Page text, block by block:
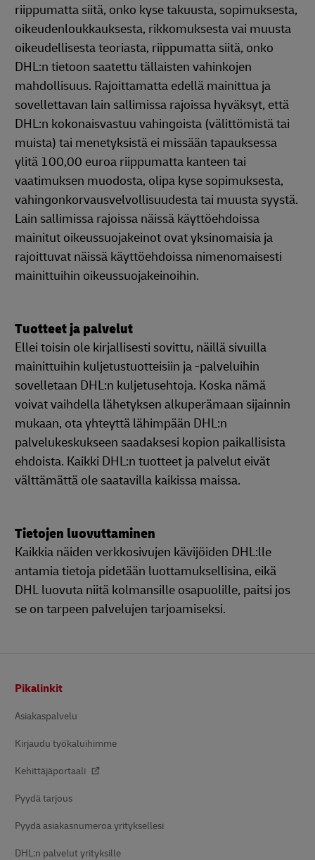
riippumatta siitä, onko kyse takuusta, sopimuksesta,
oikeudenloukkauksesta, rikkomuksesta vai muusta
oikeudellisesta teoriasta, riippumatta siitä, onko
DHL:n tietoon saatettu tällaisten vahinkojen
mahdollisuus. Rajoittamatta edellä mainittua ja
sovellettavan lain sallimissa rajoissa hyväksyt, että
DHL:n kokonaisvastuu vahingoista (välittömistä tai
muista) tai menetyksistä ei missään tapauksessa
ylitä 100,00 euroa riippumatta kanteen tai
vaatimuksen muodosta, olipa kyse sopimuksesta,
vahingonkorvausvelvollisuudesta tai muusta syystä.
Lain sallimissa rajoissa näissä käyttöehdoissa
mainitut oikeussuojakeinot ovat yksinomaisia ja
rajoittuvat näissä käyttöehdoissa nimenomaisesti
mainittuihin oikeussuojakeinoihin.
Tuotteet ja palvelut
Ellei toisin ole kirjallisesti sovittu, näillä sivuilla
mainittuihin kuljetustuotteisiin ja -palveluihin
sovelletaan DHL:n kuljetusehtoja. Koska nämä
voivat vaihdella lähetyksen alkuperämaan sijainnin
mukaan, ota yhteyttä lähimpään DHL:n
palvelukeskukseen saadaksesi kopion paikallisista
ehdoista. Kaikki DHL:n tuotteet ja palvelut eivät
välttämättä ole saatavilla kaikissa maissa.
Tietojen luovuttaminen
Kaikkia näiden verkkosivujen kävijöiden DHL:lle
antamia tietoja pidetään luottamuksellisina, eikä
DHL luovuta niitä kolmansille osapuolille, paitsi jos
se on tarpeen palvelujen tarjoamiseksi.
Pikalinkit
Asiakaspalvelu
Kirjaudu työkaluihimme
Kehittäjäportaali
Pyydä tarjous
Pyydä asiakasnumeroa yrityksellesi
DHL:n palvelut yrityksille